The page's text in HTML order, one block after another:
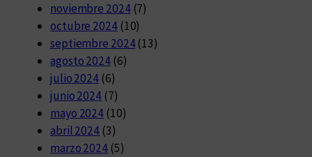
noviembre 2024(7)
octubre 2024(10)
septiembre 2024(13)
agosto 2024(6)
julio 2024 (6)
junio 2024 (7)
mayo 2024 (10)
abril 2024 (3)
marzo 2024 (5)